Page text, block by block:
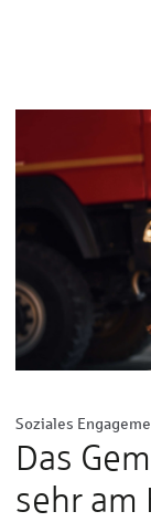
Soziales
Das
sehr am